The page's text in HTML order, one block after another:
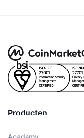
Producten
Academy